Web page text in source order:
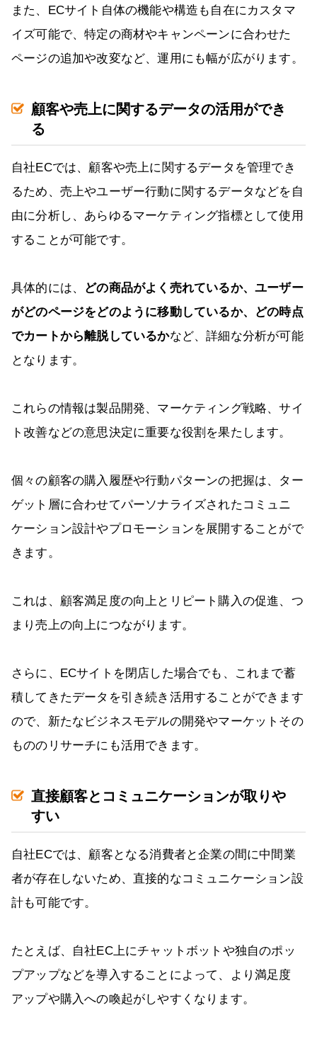
また、ECサイト自体の機能や構造も自在にカスタマ
イズ可能で、特定の商材やキャンペーンに合わせた
ページの追加や改変など、運用にも幅が広がります。
顧客や売上に関するデータの活用ができ
る
自社ECでは、顧客や売上に関するデータを管理でき
るため、売上やユーザー行動に関するデータなどを自
由に分析し、あらゆるマーケティング指標として使用
することが可能です。
具体的には、 どの商品がよく売れているか、ユーザー
がどのページをどのように移動しているか、どの時点
でカートから離脱しているかなど、詳細な分析が可能
となります。
これらの情報は製品開発、マーケティング戦略、サイ
ト改善などの意思決定に重要な役割を果たします。
個々の顧客の購入履歴や行動パターンの把握は、ター
ゲット層に合わせてパーソナライズされたコミュニ
ケーション設計やプロモーションを展開することがで
きます。
これは、顧客満足度の向上とリピート購入の促進、つ
まり売上の向上につながります。
さらに、ECサイトを閉店した場合でも、これまで蓄
積してきたデータを引き続き活用することができます
ので、新たなビジネスモデルの開発やマーケットその
もののリサーチにも活用できます。
直接顧客とコミュニケーションが取りや
すい
自社ECでは、顧客となる消費者と企業の間に中間業
者が存在しないため、直接的なコミュニケーション設
計も可能です。
たとえば、自社EC上にチャットボットや独自のポッ
プアップなどを導入することによって、より満足度
アップや購入への喚起がしやすくなります。